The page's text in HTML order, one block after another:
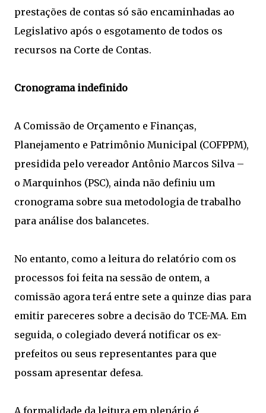
prestações de contas só são encaminhadas ao
Legislativo após o esgotamento de todos os
recursos na Corte de Contas.
Cronograma indefinido
A Comissão de Orçamento e Finanças,
Planejamento e Patrimônio Municipal (COFPPM),
presidida pelo vereador Antônio Marcos Silva –
o Marquinhos (PSC), ainda não definiu um
cronograma sobre sua metodologia de trabalho
para análise dos balancetes.
No entanto, como a leitura do relatório com os
processos foi feita na sessão de ontem, a
comissão agora terá entre sete a quinze dias para
emitir pareceres sobre a decisão do TCE-MA. Em
seguida, o colegiado deverá notificar os ex-
prefeitos ou seus representantes para que
possam apresentar defesa.
A formalidade da leitura em plenário é